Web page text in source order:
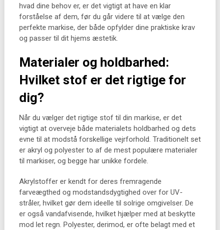
hvad dine behov er, er det vigtigt at have en klar
forståelse af dem, før du går videre til at vælge den
perfekte markise, der både opfylder dine praktiske krav
og passer til dit hjems æstetik.
Materialer og holdbarhed:
Hvilket stof er det rigtige for
dig?
Når du vælger det rigtige stof til din markise, er det
vigtigt at overveje både materialets holdbarhed og dets
evne til at modstå forskellige vejrforhold. Traditionelt set
er akryl og polyester to af de mest populære materialer
til markiser, og begge har unikke fordele.
Akrylstoffer er kendt for deres fremragende
farveægthed og modstandsdygtighed over for UV-
stråler, hvilket gør dem ideelle til solrige omgivelser. De
er også vandafvisende, hvilket hjælper med at beskytte
mod let regn. Polyester, derimod, er ofte belagt med et